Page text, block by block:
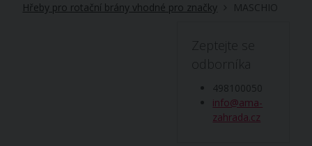
Hřeby pro rotační brány vhodné pro značky
MASCHIO
Zeptejte se
odborníka
498100050
info@ama-
zahrada.cz